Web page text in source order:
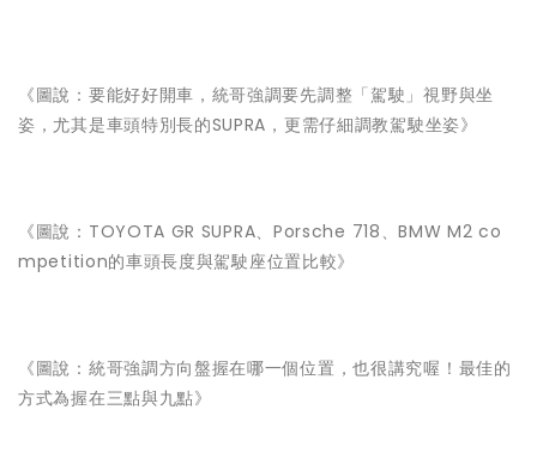
《圖說：要能好好開車，統哥強調要先調整「駕駛」視野與坐
姿，尤其是車頭特別長的SUPRA，更需仔細調教駕駛坐姿》
《圖說：TOYOTA GR SUPRA、Porsche 718、BMW M2 co
mpetition的車頭長度與駕駛座位置比較》
《圖說：統哥強調方向盤握在哪一個位置，也很講究喔！最佳的
方式為握在三點與九點》